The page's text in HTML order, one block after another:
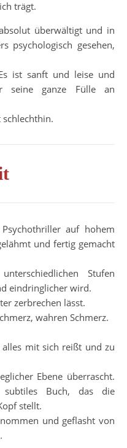
trägt.
überwältigt und in
psychologisch gesehen,
ist sanft und leise und
seine ganze Fülle an
auf hohem
und fertig gemacht
Stufen
eindringlicher wird.
zerbrechen lässt.
wahren Schmerz.
mit sich reißt und zu
Ebene überrascht.
Buch, das die
stellt.
und geflasht von